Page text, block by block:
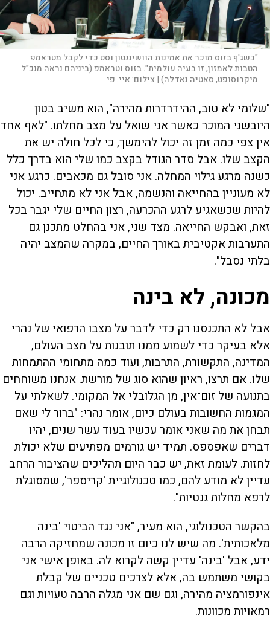
"כשג'ף בזוס מוכר את אמינות הוושינגטון וסט כדי לקבל מטראמפ
הטבות לאמזון, זו בעיה עולמית". בזוס וטראמפ (ביניהם נראה מנכ"ל
מיקרוסופט, סאטיה נאדלה) | צילום:איי. פי
"שלומי לא טוב, ההידרדרות מהירה", הוא משיב בטון
היובשני המוכר כאשר אני שואל על מצב מחלתו. "לאף אחד
אין צפי כמה זמן זה יכול להימשך, כי לכל חולה יש את
הקצב שלו. אבל סדר הגודל בקצב כמו שלי הוא בדרך כלל
כשנה מרגע גילוי המחלה. אני סובל גם מכאבים. כרגע אני
לא מעוניין בהחייאה והנשמה, אבל אני לא מתחייב. יכול
להיות שכשאגיע לרגע ההכרעה, רצון החיים שלי יגבר בכל
זאת, ואבקש החייאה. מצד שני, אני בהחלט מתכנן גם
התערבות אקטיבית באורך החיים, במקרה שהמצב יהיה
בלתי נסבל".
מכונה, לא בינה
אבל לא התכנסנו רק כדי לדבר על מצבו הרפואי של נהרי
אלא בעיקר כדי לשמוע ממנו תובנות על מצב העולם,
המדינה, התקשורת, התרבות, ועוד כמה מתחומי ההתמחות
שלו. אם תרצו, ראיון שהוא סוג של מורשת. אנחנו משוחחים
בתנועה של זום־אין, מן הגלובלי אל המקומי. לשאלתי על
המגמות החשובות בעולם כיום, אומר נהרי: "ברור לי שאם
תבחן את מה שאני אומר עכשיו בעוד עשר שנים, יהיו
דברים שאפספס. תמיד יש גורמים מפתיעים שלא יכולת
לחזות. לעומת זאת, יש כבר היום תהליכים שהציבור הרחב
עדיין לא מודע להם, כמו טכנולוגיית 'קריספר', שמסוגלת
לרפא מחלות גנטיות".
בהקשר הטכנולוגי, הוא מעיר, "אני נגד הביטוי 'בינה
מלאכותית'. מה שיש לנו כיום זו מכונה שמחזיקה הרבה
ידע, אבל 'בינה' עדיין קשה לקרוא לה. באופן אישי אני
בקושי משתמש בה, אלא לצרכים טכניים של קבלת
אינפורמציה מהירה, וגם שם אני מגלה הרבה טעויות וגם
רמאויות מכוונות.